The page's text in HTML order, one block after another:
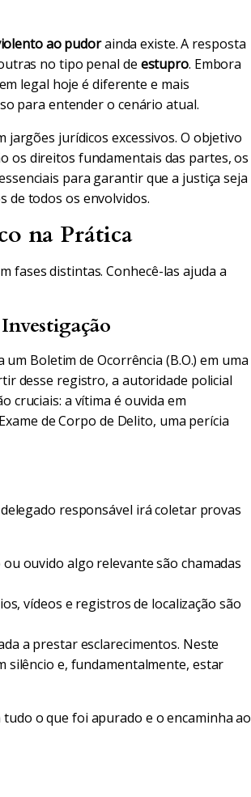
ao pudorainda existe. A resposta
no tipo penal de estupro. Embora
legal hoje é diferente e mais
para entender o cenário atual.
jurídicos excessivos. O objetivo
os direitos fundamentais das partes, os
para garantir que a justiça seja
de todos os envolvidos.
na Prática
fases distintas. Conhecê-las ajuda a
Boletim de Ocorrência (B.O.) em uma
desse registro, a autoridade policial
cruciais: a vítima é ouvida em
de Corpo de Delito, uma perícia
responsável irá coletar provas
ouvido algo relevante são chamadas
vídeos e registros de localização são
a prestar esclarecimentos. Neste
silêncio e, fundamentalmente, estar
o que foi apurado e o encaminha ao